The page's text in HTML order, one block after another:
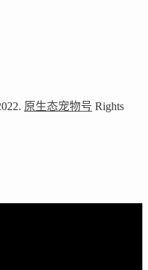
原生态宠物号 Rights